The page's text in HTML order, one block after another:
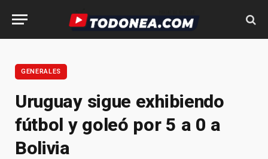
GENERALES
Uruguay sigue exhibiendo
fútbol y goleó por 5 a 0 a
Bolivia